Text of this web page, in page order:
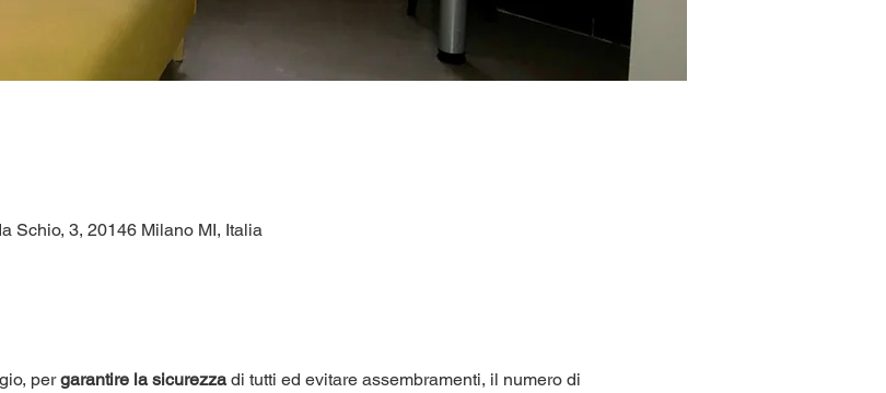
Schio, 3, 20146 Milano MI, Italia
per garantire la sicurezza di tutti ed evitare assembramenti, il numero di